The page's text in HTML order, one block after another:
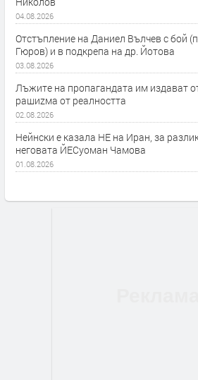
04.08.2026
Отстъпление на Даниел Вълчев с бой
Гюров) и в подкрепа на др. Йотова
03.08.2026
Лъжите на пропагандата им издават
рашиzма от реалността
02.08.2026
Нейнски е казала НЕ на Иран, за
неговата ЙЕСуоман Чамова
01.08.2026